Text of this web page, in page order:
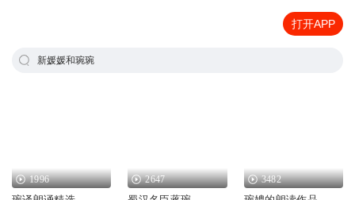
打开APP
新媛媛和琬琬
1996 2647 3482